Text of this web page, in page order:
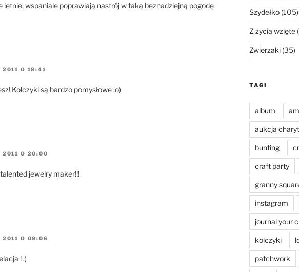
letnie, wspaniale poprawiają nastrój w taką beznadziejną pogodę
2011 O 18:41
Kolczyki są bardzo pomysłowe :o)
2011 O 20:00
jewelry maker!!!
2011 O 09:06
! :)
Szydełko(105)
Z życia wzięte
Zwierzaki(35)
TAGI
album
aukcja
bunting
craft party
granny
instagram
journal your
kolczyki
patchwork